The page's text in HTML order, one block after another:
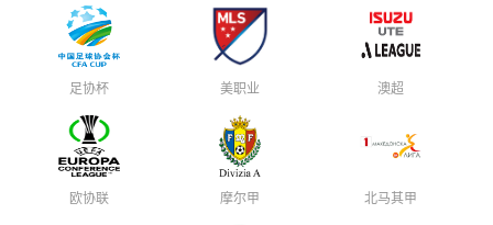
足协杯 美职业 澳超
欧协联 摩尔甲 北马其甲